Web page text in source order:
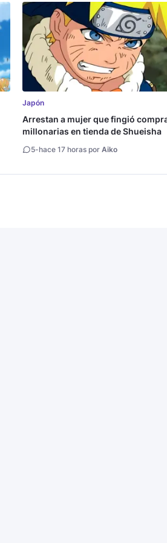
Japón
Arrestan a mujer que fingió
millonarias en tienda de Shueisha
5-hace 17 horas porAiko